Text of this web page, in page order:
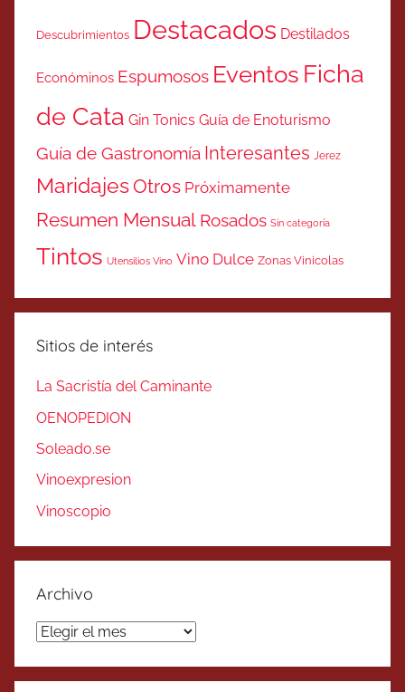
Descubrimientos Destacados Destilados
Económinos Espumosos Eventos Ficha
de Cata Gin Tonics Guía de Enoturismo
Guía de Gastronomía Interesantes Jerez
MaridajesOtros Próximamente
Resumen Mensual Rosados Sin categoría
Tintos Utensilios Vino Vino Dulce Zonas Vinicolas
Sitios de interés
La Sacristía del Caminante
OENOPEDION
Soleado.se
Vinoexpresion
Vinoscopio
Archivo
Archivo